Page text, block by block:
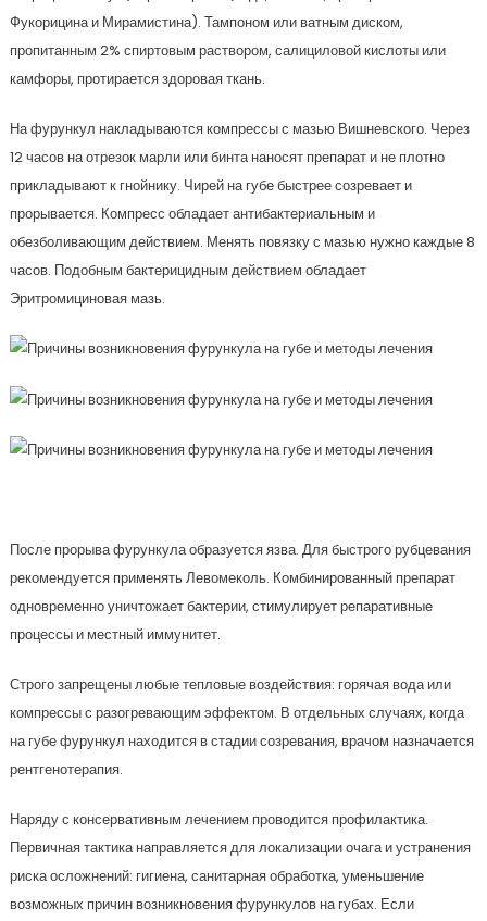
Фукорицина и Мирамистина). Тампоном или ватным диском,
пропитанным 2% спиртовым раствором, салициловой кислоты или
камфоры, протирается здоровая ткань.
На фурункул накладываются компрессы с мазью Вишневского. Через
12 часов на отрезок марли или бинта наносят препарат и не плотно
прикладывают к гнойнику. Чирей на губе быстрее созревает и
прорывается. Компресс обладает антибактериальным и
обезболивающим действием. Менять повязку с мазью нужно каждые 8
часов. Подобным бактерицидным действием обладает
Эритромициновая мазь.
После прорыва фурункула образуется язва. Для быстрого рубцевания
рекомендуется применять Левомеколь. Комбинированный препарат
одновременно уничтожает бактерии, стимулирует репаративные
процессы и местный иммунитет.
Строго запрещены любые тепловые воздействия: горячая вода или
компрессы с разогревающим эффектом. В отдельных случаях, когда
на губе фурункул находится в стадии созревания, врачом назначается
рентгенотерапия.
Наряду с консервативным лечением проводится профилактика.
Первичная тактика направляется для локализации очага и устранения
риска осложнений: гигиена, санитарная обработка, уменьшение
возможных причин возникновения фурункулов на губах. Если